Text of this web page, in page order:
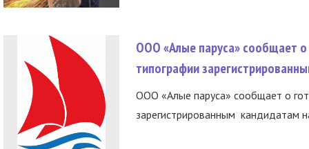
ООО «Алые паруса» сообщает о
типографии
ООО «Алые паруса» сообщает о
зарегистрированным кандидатам